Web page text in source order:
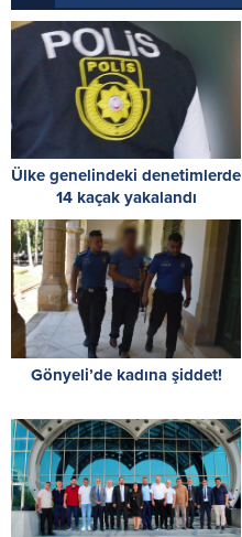
Ülke genelindeki denetimlerde
14 kaçak yakalandı
Gönyeli’de kadına şiddet!